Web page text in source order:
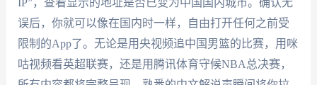
误后，你就可以像在国内时一样，自由打开任何之前受
限制的App了。无论是用央视频追中国男篮的比赛，用咪
咕视频看英超联赛，还是用腾讯体育守候NBA总决赛，